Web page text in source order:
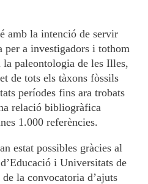
amb la intenció de servir
per a investigadors i tothom
paleontologia de les Illes,
de tots els tàxons fòssils
períodes fins ara trobats
relació bibliogràfica
1.000 referències.
estat possibles gràcies al
i Universitats de
la convocatoria d’ajuts